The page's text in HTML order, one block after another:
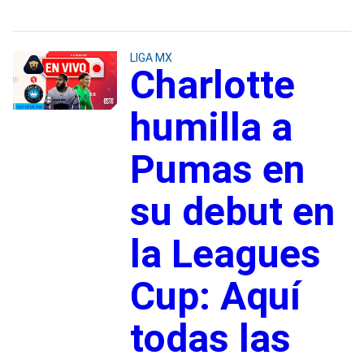
LIGA MX
Charlotte
humilla a
Pumas en
su debut en
la Leagues
Cup: Aquí
todas las